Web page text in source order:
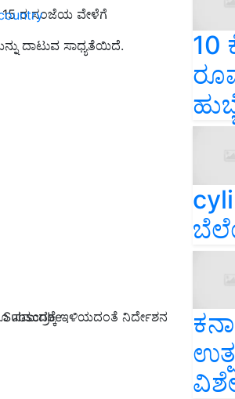
Subscribe
15 ರ ಸಂಜೆಯ ವೇಳೆಗೆ
ದಾಟುವ ಸಾಧ್ಯತೆಯಿದೆ.
ಸಮುದ್ರಕ್ಕೆ ಇಳಿಯದಂತೆ ನಿರ್ದೇಶನ
10